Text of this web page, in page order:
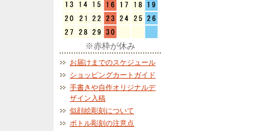
※赤枠が休み
お届けまでのスケジュール
ショッピングカートガイド
手書きや自作オリジナルデ
ザイン入稿
似顔絵彫刻について
ボトル彫刻の注意点